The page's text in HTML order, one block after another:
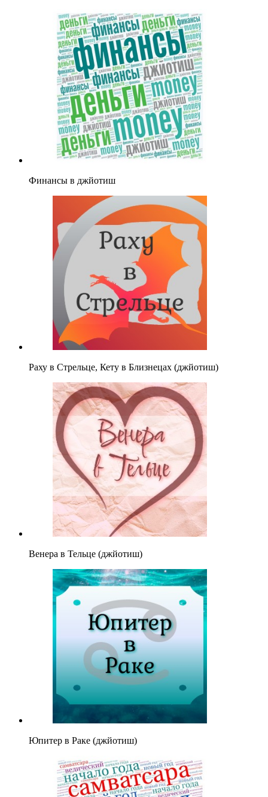
Финансы в джйотиш
Раху в Стрельце, Кету в Близнецах (джйотиш)
Венера в Тельце (джйотиш)
Юпитер в Раке (джйотиш)